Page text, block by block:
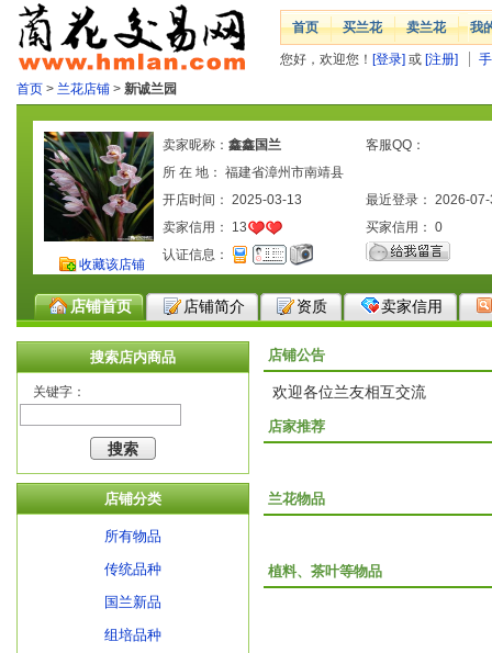
首页 买兰花 卖兰花 我
您好，欢迎您！ [登录] 或 [注册]
首页 > 兰花店铺 > 新诚兰园
收藏该店铺
卖家昵称： 鑫鑫国兰
客服QQ：
所 在 地： 福建省漳州市南靖县
开店时间： 2025-03-13
最近登录： 2026-
卖家信用： 13 买家信用： 0
认证信息：
店铺首页 店铺简介 资质 卖家信用
搜索店内商品
关键字：
店铺分类
所有物品
传统品种
国兰新品
组培品种
店铺公告
欢迎各位兰友相互交流
店家推荐
兰花物品
植料、茶叶等物品